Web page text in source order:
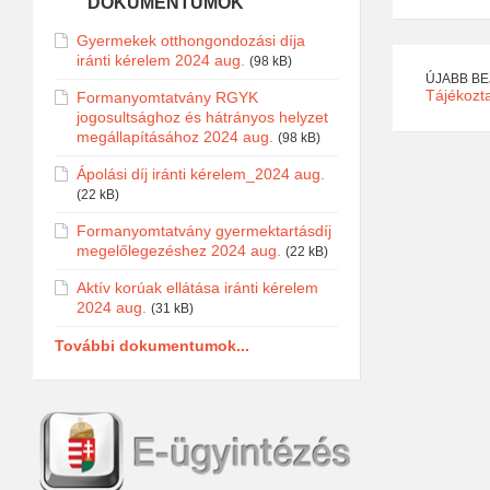
ÚJABB
Gyermekek otthongondozási díja
iránti kérelem 2024 aug.
(98 kB)
Formanyomtatvány RGYK
jogosultsághoz és hátrányos helyzet
megállapításához 2024 aug.
(98 kB)
Ápolási díj iránti kérelem_2024 aug.
(22 kB)
Formanyomtatvány gyermektartásdíj
megelőlegezéshez 2024 aug.
(22 kB)
Aktív korúak ellátása iránti kérelem
2024 aug.
(31 kB)
További dokumentumok...